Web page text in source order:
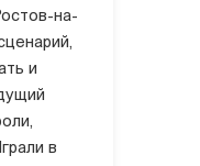
на-
и
в